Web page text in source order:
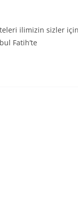
ilimizin sizler
Fatih’te